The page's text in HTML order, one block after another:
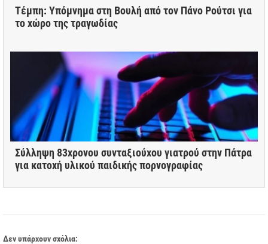
Τέμπη: Υπόμνημα στη Βουλή από τον Πάνο Ρούτσι για
το χώρο της τραγωδίας
Σύλληψη 83χρονου συνταξιούχου γιατρού στην Πάτρα
για κατοχή υλικού παιδικής πορνογραφίας
Δεν υπάρχουν σχόλια: